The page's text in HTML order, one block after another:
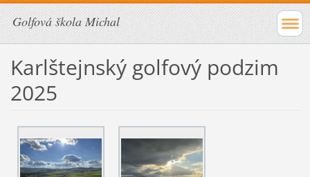
Golfová škola Michal
Karlštejnský golfový podzim
2025